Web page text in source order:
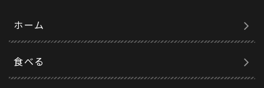
ホーム
食べる